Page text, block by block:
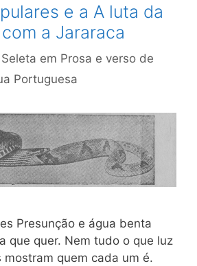
e a A luta da
a Jararaca
Seleta em Prosa e verso de
Portuguesa
Presunção e água benta
que quer. Nem tudo o que luz
mostram quem cada um é.